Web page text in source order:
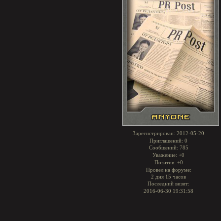
Зарегистрирован: 2012-05-20
Приглашений: 0
Сообщений: 785
Уважение: +0
Позитив: +0
Провел на форуме:
2 дня 15 часов
Последний визит:
2016-06-30 19:31:58